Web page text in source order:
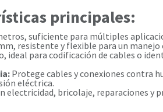
principales:
suficiente para múltiples
resistente y flexible para un manejo
ideal para codificación de cables o
Protege cables y conexiones contra
eléctrica.
electricidad, bricolaje, reparaciones y